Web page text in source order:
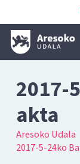
2017-
akta
Aresoko Udala
2017-5-24ko